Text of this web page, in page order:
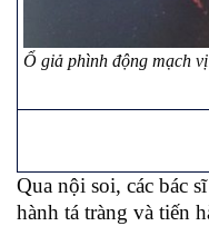
Ổ giả phình động mạch
Qua nội soi, các bác
hành tá tràng và tiến